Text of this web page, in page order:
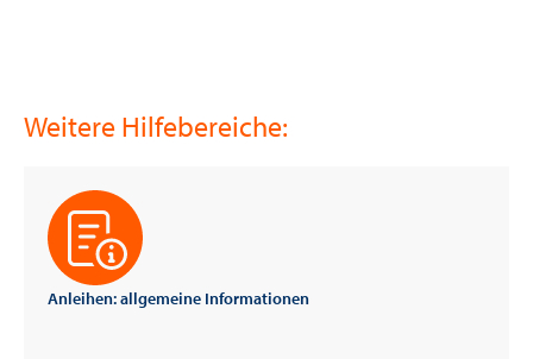
Weitere Hilfebereiche:
Anleihen: allgemeine Informationen